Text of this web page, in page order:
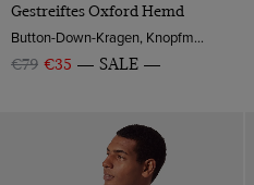
Gestreiftes Oxford Hemd
Button-Down-Kragen, Knopfmanschette, 2-ply 100s Baumwolle
€79 €35 SALE